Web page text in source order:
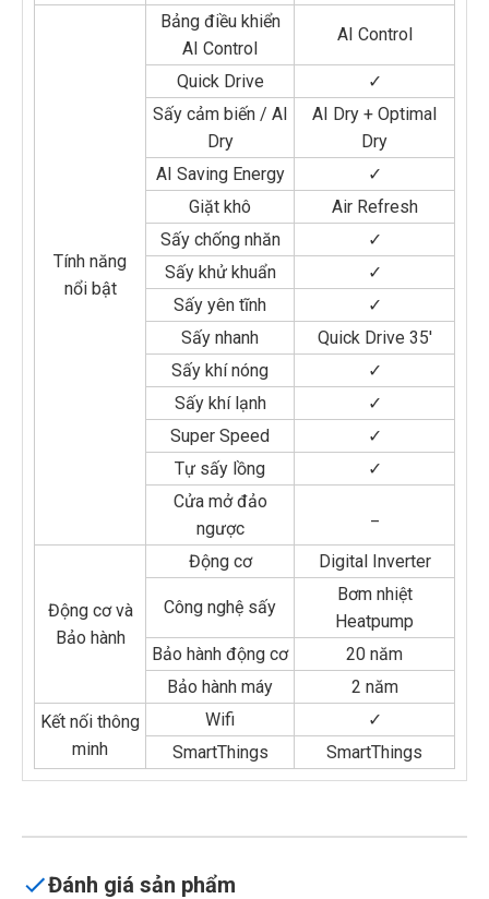
Tính năng
nổi bật
Bảng điều khiển
AI Control
AI Control
Quick Drive
✓
Sấy cảm biến / AI
Dry
AI Dry + Optimal
Dry
AI Saving Energy
✓
Giặt khô
Air Refresh
Sấy chống nhăn
✓
Sấy khử khuẩn
✓
Sấy yên tĩnh
✓
Sấy nhanh
Quick Drive 35'
Sấy khí nóng
✓
Sấy khí lạnh
✓
Super Speed
✓
Tự sấy lồng
✓
Cửa mở đảo
ngược
Động cơ và
Bảo hành
Động cơ Digital Inverter
Công nghệ sấy
Bơm nhiệt
Heatpump
Bảo hành động cơ
20 năm
Bảo hành máy
2 năm
Kết nối thông
minh
Wifi
✓
SmartThings
SmartThings
Đánh giá sản phẩm